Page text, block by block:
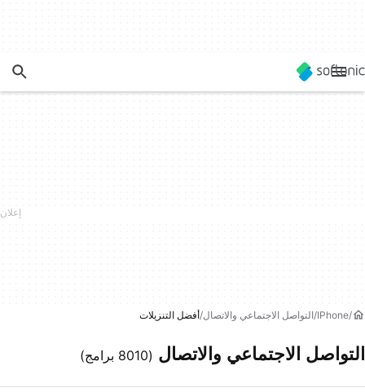
IPhone التواصل الاجتماعي والاتصال أفضل التنزيلات
التواصل الاجتماعي والاتصال (8010 برامج)